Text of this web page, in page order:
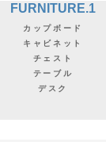
FURNITURE.1
カップボード
キャビネット
チェスト
テーブル
デスク